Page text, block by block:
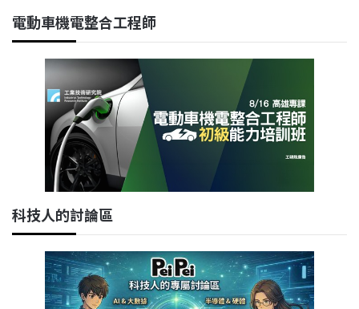
電動車機電整合工程師
科技人的討論區